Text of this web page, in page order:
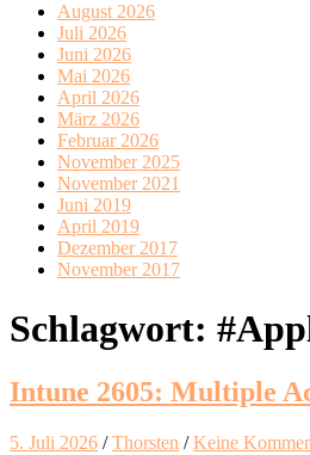
August 2026
Juli 2026
Juni 2026
Mai 2026
April 2026
März 2026
Februar 2026
November 2025
November 2021
Juni 2019
April 2019
Dezember 2017
November 2017
Schlagwort:
Intune 2605: Multiple
5. Juli 2026 /Thorsten /Keine